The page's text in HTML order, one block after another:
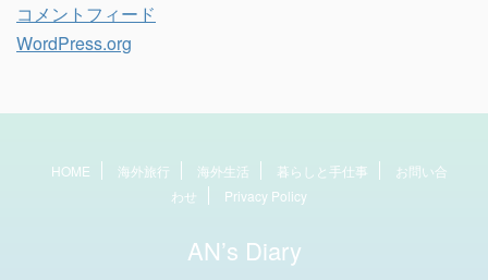
コメントフィード
WordPress.org
HOME 海外旅行 海外生活 暮らしと手仕事
お問い合
わせ
Privacy Policy
AN’s Diary